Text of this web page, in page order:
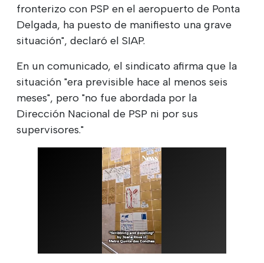
fronterizo con PSP en el aeropuerto de Ponta
Delgada, ha puesto de manifiesto una grave
situación", declaró el SIAP.
En un comunicado, el sindicato afirma que la
situación "era previsible hace al menos seis
meses", pero "no fue abordada por la
Dirección Nacional de PSP ni por sus
supervisores."